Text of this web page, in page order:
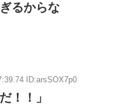
るからな
ID:arsSOX7p0
！！」